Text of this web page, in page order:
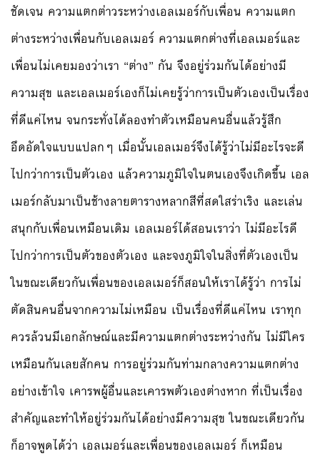
ชัดเจน ความแตกต่าวระหว่างเอลเมอร์กับเพื่อน ความแตก
ต่างระหว่างเพื่อนกับเอลเมอร์ ความแตกต่างที่เอลเมอร์และ
เพื่อนไม่เคยมองว่าเรา “ต่าง” กัน จึงอยู่ร่วมกันได้อย่างมี
ความสุข และเอลเมอร์เองก็ไม่เคยรู้ว่าการเป็นตัวเองเป็นเรื่อง
ที่ดีแค่ไหน จนกระทั่งได้ลองทำตัวเหมือนคนอื่นแล้วรู้สึก
อึดอัดใจแบบแปลกๆ เมื่อนั้นเอลเมอร์จึงได้รู้ว่าไม่มีอะไรจะดี
ไปกว่าการเป็นตัวเอง แล้วความภูมิใจในตนเองจึงเกิดขึ้น เอล
เมอร์กลับมาเป็นช้างลายตารางหลากสีที่สดใสร่าเริง และเล่น
สนุกกับเพื่อนเหมือนเดิม เอลเมอร์ได้สอนเราว่า ไม่มีอะไรดี
ไปกว่าการเป็นตัวของตัวเอง และจงภูมิใจในสิ่งที่ตัวเองเป็น
ในขณะเดียวกันเพื่อนของเอลเมอร์ก็สอนให้เราได้รู้ว่า การไม่
ตัดสินคนอื่นจากความไม่เหมือน เป็นเรื่องที่ดีแค่ไหน เราทุก
ควรล้วนมีเอกลักษณ์และมีความแตกต่างระหว่างกัน ไม่มีใคร
เหมือนกันเลยสักคน การอยู่ร่วมกันท่ามกลางความแตกต่าง
อย่างเข้าใจ เคารพผู้อื่นและเคารพตัวเองต่างหาก ที่เป็นเรื่อง
สำคัญและทำให้อยู่ร่วมกันได้อย่างมีความสุข ในขณะเดียวกัน
ก็อาจพูดได้ว่า เอลเมอร์และเพื่อนของเอลเมอร์ ก็เหมือน